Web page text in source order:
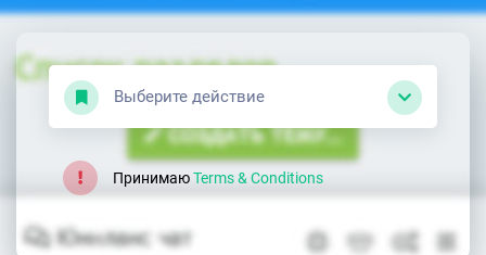
Выберите действие
ПринимаюTerms & Conditions